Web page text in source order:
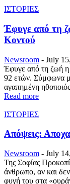
ΙΣΤΟΡΙΕΣ
Έφυγε από τη
Κοντού
Newsroom - July
Έφυγε από τη ζωή
92 ετών. Σύμφωνα
αγαπημένη
Read more
ΙΣΤΟΡΙΕΣ
Απόψεις:
Newsroom - July
Της Σοφίας
άνθρωπο, αν και
φυγή του στα